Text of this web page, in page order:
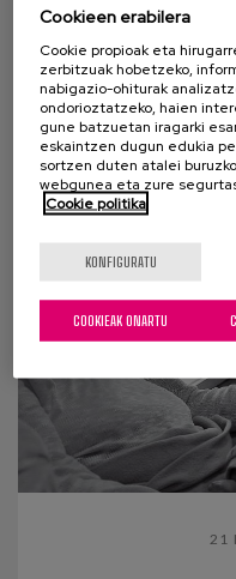
Xabier Madina
ditut zerrendatuko
bizitzan zehar
21
Cookieen erabilera
Cookie propioak eta
zerbitzuak hobetzeko,
nabigazio-ohiturak
ondorioztatzeko, haien
gune batzuetan iragarki
eskaintzen dugun edukia
sortzen duten atalei
webgunea eta zure
Cookie politika
KONFIGURATU
COOKIEAK ONARTU